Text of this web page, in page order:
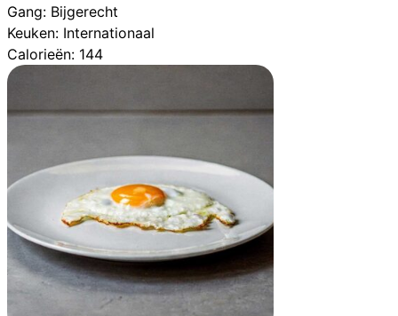
Gang: Bijgerecht
Keuken: Internationaal
Calorieën: 144